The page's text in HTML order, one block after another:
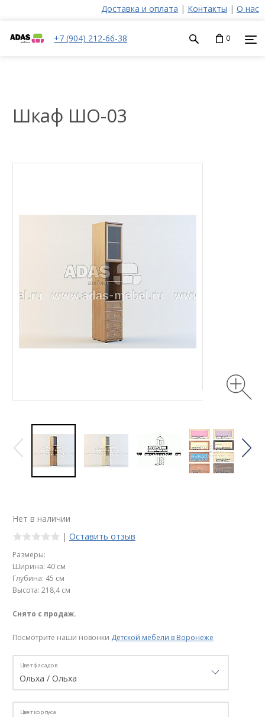
Доставка и оплата | Контакты | О нас
+7 (904) 212-66-38 0
Шкаф ШО-03
Нет в наличии
| Оставить отзыв
Размеры:
Ширина: 40 см
Глубина: 45 см
Высота: 218,4 см
Снято с продаж.
Посмотрите наши новонки Детской мебели в Воронеже
Цвет фасадов
Цвет корпуса